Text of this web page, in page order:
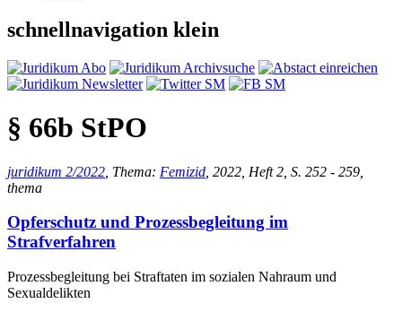
schnellnavigation klein
§ 66b StPO
juridikum 2/2022 , Thema: Femizid , 2022, Heft 2, S. 252 - 259,
thema
Opferschutz und Prozessbegleitung im
Strafverfahren
Prozessbegleitung bei Straftaten im sozialen Nahraum und
Sexualdelikten